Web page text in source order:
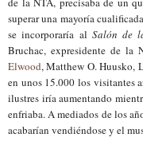
superar una mayoría
se incorporaría al Salón de
Bruchac, expresidente de la
Elwood, Matthew O. Huusko,
en unos 15.000 los visitantes
ilustres iría aumentando
enfriaba. A mediados de los
acabarían vendiéndose y el